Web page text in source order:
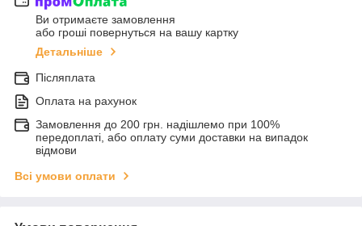
Ви отримаєте замовлення
або гроші повернуться на вашу картку
Детальніше
Післяплата
Оплата на рахунок
Замовлення до 200 грн. надішлемо при 100%
передоплаті, або оплату суми доставки на випадок
відмови
Всі умови оплати